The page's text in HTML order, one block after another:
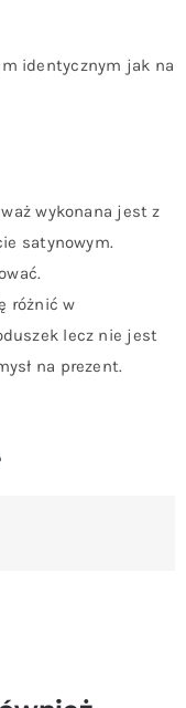
identycznym jak na
wykonana jest z
satynowym.
różnić w
lecz nie jest
na prezent.